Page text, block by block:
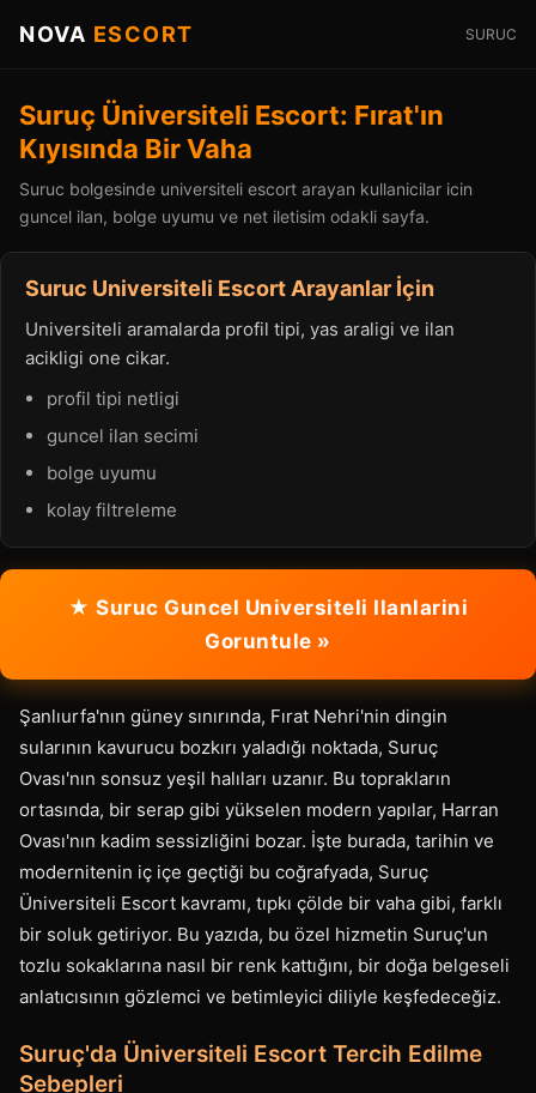
NOVA ESCORT SURUC
Suruç Üniversiteli Escort: Fırat'ın
Kıyısında Bir Vaha
Suruc bolgesinde universiteli escort arayan kullanicilar icin
guncel ilan, bolge uyumu ve net iletisim odakli sayfa.
Suruc Universiteli Escort Arayanlar İçin
Universiteli aramalarda profil tipi, yas araligi ve ilan
acikligi one cikar.
profil tipi netligi
guncel ilan secimi
bolge uyumu
kolay filtreleme
★ Suruc Guncel Universiteli Ilanlarini
Goruntule »
Şanlıurfa'nın güney sınırında, Fırat Nehri'nin dingin
sularının kavurucu bozkırı yaladığı noktada, Suruç
Ovası'nın sonsuz yeşil halıları uzanır. Bu toprakların
ortasında, bir serap gibi yükselen modern yapılar, Harran
Ovası'nın kadim sessizliğini bozar. İşte burada, tarihin ve
modernitenin iç içe geçtiği bu coğrafyada, Suruç
Üniversiteli Escort kavramı, tıpkı çölde bir vaha gibi, farklı
bir soluk getiriyor. Bu yazıda, bu özel hizmetin Suruç'un
tozlu sokaklarına nasıl bir renk kattığını, bir doğa belgeseli
anlatıcısının gözlemci ve betimleyici diliyle keşfedeceğiz.
Suruç'da Üniversiteli Escort Tercih Edilme
Sebepleri